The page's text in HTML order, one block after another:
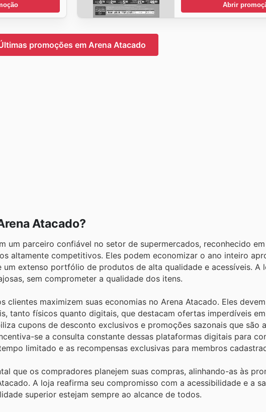
Abrir
promoções em Arena Atacado
Atacado?
um parceiro confiável no setor de supermercados, reconhecido
altamente competitivos. Eles podem economizar o ano inteiro
um extenso portfólio de produtos de alta qualidade e acessíveis. A
sem comprometer a qualidade dos itens.
clientes maximizem suas economias no Arena Atacado. Eles
tanto físicos quanto digitais, que destacam ofertas imperdíveis
cupons de desconto exclusivos e promoções sazonais que são
se a consulta constante dessas plataformas digitais para
limitado e as recompensas exclusivas para membros
que os compradores planejem suas compras, alinhando-as às
A loja reafirma seu compromisso com a acessibilidade e a
superior estejam sempre ao alcance de todos.